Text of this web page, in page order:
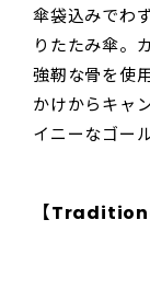
傘袋込みでわ
りたたみ傘。
強靭な骨を使
かけからキャ
イニーなゴー
【